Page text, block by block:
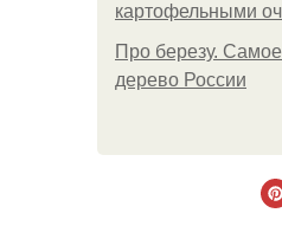
картофельными
Про березу.
дерево России